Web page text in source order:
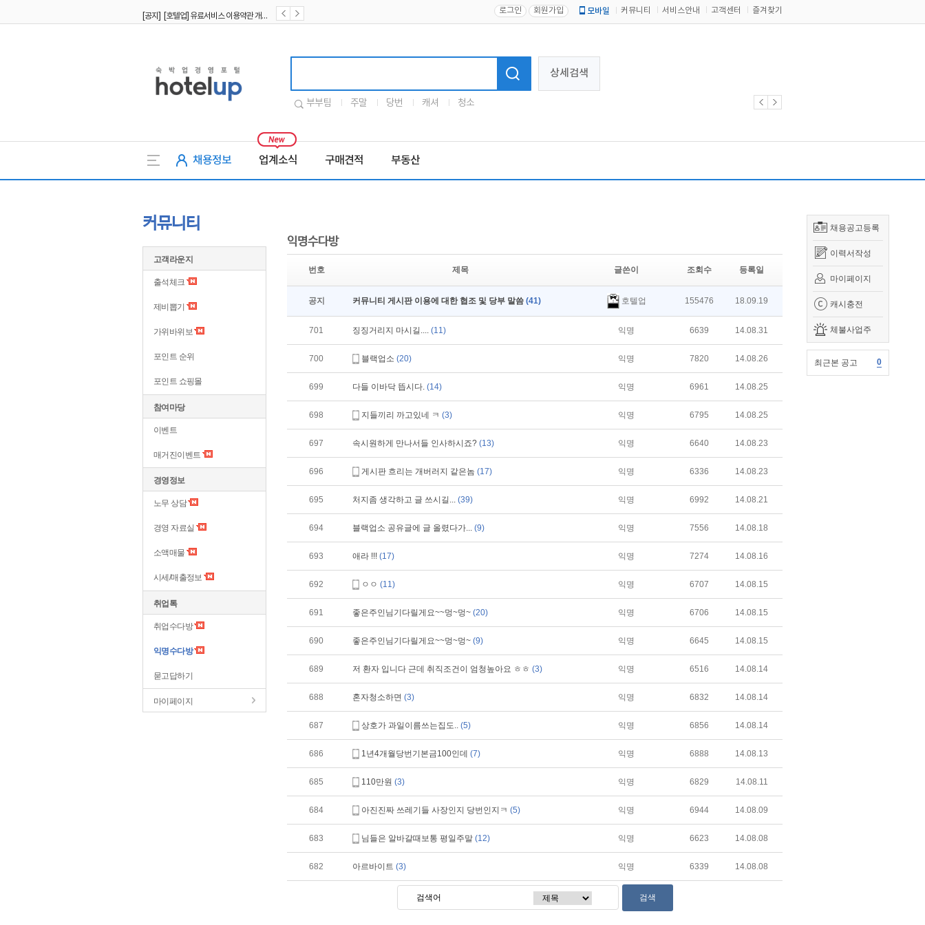
로그인 회원가입 모바일 커뮤니티 서비스안내 고객센터 즐겨찾기
상세검색
부부팀 주말 당번 캐셔 청소
채용정보 업계소식 구매견적 부동산
채용공고등록
이력서작성
마이페이지
캐시충전
체불사업주
최근본 공고 0
커뮤니티
고객라운지
출석체크
제비뽑기
가위바위보
포인트 순위
포인트 쇼핑몰
참여마당
이벤트
매거진이벤트
경영정보
노무 상담
경영 자료실
소액매물
시세/매출정보
취업톡
취업수다방
익명수다방
묻고답하기
마이페이지
익명수다방
번호 제목 글쓴이 조회수 등록일
공지 커뮤니티 게시판 이용에 대한 협조 및 당부 말씀 (41) 호텔업 155476 18.09.19
701 징징거리지 마시길.... (11) 익명 6639 14.08.31
700 블랙업소 (20) 익명 7820 14.08.26
699 다들 이바닥 뜹시다. (14) 익명 6961 14.08.25
698 지들끼리 까고있네 ㅋ (3) 익명 6795 14.08.25
697 속시원하게 만나서들 인사하시죠? (13) 익명 6640 14.08.23
696 게시판 흐리는 개버러지 같은놈 (17) 익명 6336 14.08.23
695 처지좀 생각하고 글 쓰시길... (39) 익명 6992 14.08.21
694 블랙업소 공유글에 글 올렸다가... (9) 익명 7556 14.08.18
693 애라 !!! (17) 익명 7274 14.08.16
692 ㅇㅇ (11) 익명 6707 14.08.15
691 좋은주인님기다릴게요~~멍~멍~ (20) 익명 6706 14.08.15
690 좋은주인님기다릴게요~~멍~멍~ (9) 익명 6645 14.08.15
689 저 환자 입니다 근데 취직조건이 엄청높아요 ㅎㅎ (3) 익명 6516 14.08.14
688 혼자청소하면 (3) 익명 6832 14.08.14
687 상호가 과일이름쓰는집도.. (5) 익명 6856 14.08.14
686 1년4개월당번기본금100인데 (7) 익명 6888 14.08.13
685 110만원 (3) 익명 6829 14.08.11
684 아진진짜 쓰레기들 사장인지 당번인지ㅋ (5) 익명 6944 14.08.09
683 님들은 알바갈때보통 평일주말 (12) 익명 6623 14.08.08
682 아르바이트 (3) 익명 6339 14.08.08